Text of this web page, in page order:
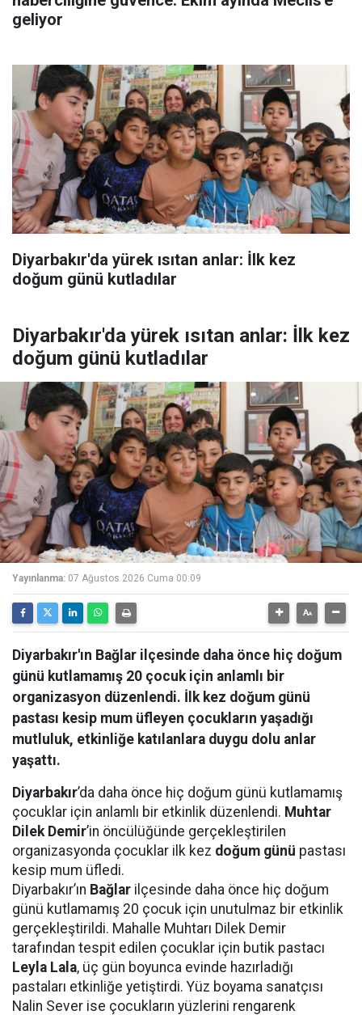
geliyor
Diyarbakır'da yürek ısıtan anlar: İlk kez
doğum günü kutladılar
Diyarbakır'da yürek ısıtan anlar: İlk kez
doğum günü kutladılar
Yayınlanma: 07 Ağustos 2026 Cuma 00:09
Diyarbakır'ın Bağlar ilçesinde daha önce hiç doğum
günü kutlamamış 20 çocuk için anlamlı bir
organizasyon düzenlendi. İlk kez doğum günü
pastası kesip mum üfleyen çocukların yaşadığı
mutluluk, etkinliğe katılanlara duygu dolu anlar
yaşattı.
Diyarbakır’da daha önce hiç doğum günü kutlamamış
çocuklar için anlamlı bir etkinlik düzenlendi. Muhtar
Dilek Demir’in öncülüğünde gerçekleştirilen
organizasyonda çocuklar ilk kez doğum günü pastası
kesip mum üfledi.
Diyarbakır’ın Bağlar ilçesinde daha önce hiç doğum
günü kutlamamış 20 çocuk için unutulmaz bir etkinlik
gerçekleştirildi. Mahalle Muhtarı Dilek Demir
tarafından tespit edilen çocuklar için butik pastacı
Leyla Lala, üç gün boyunca evinde hazırladığı
pastaları etkinliğe yetiştirdi. Yüz boyama sanatçısı
Nalin Sever ise çocukların yüzlerini rengarenk